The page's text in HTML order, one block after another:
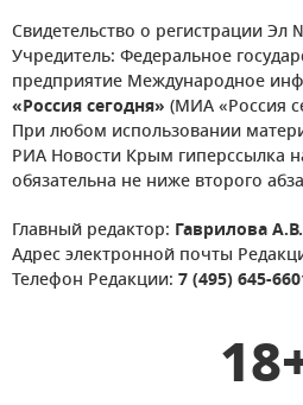
Свидетельство о регистрации Эл
Учредитель: Федеральное
предприятие Международное
«Россия сегодня» (МИА «Россия
При любом использовании
РИА Новости Крым гиперссылка
обязательна не ниже второго
Главный редактор: Гаврилова А.В.
Адрес электронной почты
Телефон Редакции: 7 (495) 645-